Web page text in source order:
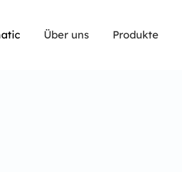
Über uns Produkte